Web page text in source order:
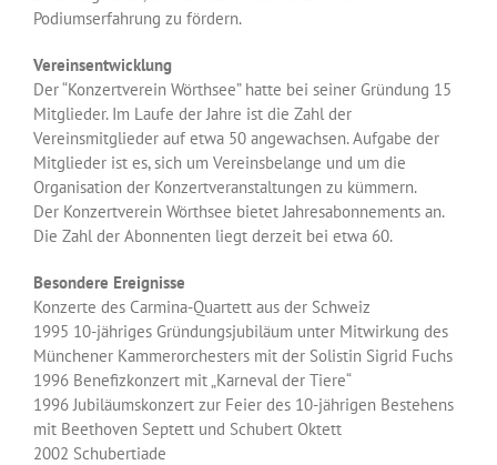
Podiumserfahrung zu fördern.
Vereinsentwicklung
Der “Konzertverein Wörthsee” hatte bei seiner Gründung 15
Mitglieder. Im Laufe der Jahre ist die Zahl der
Vereinsmitglieder auf etwa 50 angewachsen. Aufgabe der
Mitglieder ist es, sich um Vereinsbelange und um die
Organisation der Konzertveranstaltungen zu kümmern.
Der Konzertverein Wörthsee bietet Jahresabonnements an.
Die Zahl der Abonnenten liegt derzeit bei etwa 60.
Besondere Ereignisse
Konzerte des Carmina-Quartett aus der Schweiz
1995 10-jähriges Gründungsjubiläum unter Mitwirkung des
Münchener Kammerorchesters mit der Solistin Sigrid Fuchs
1996 Benefizkonzert mit „Karneval der Tiere“
1996 Jubiläumskonzert zur Feier des 10-jährigen Bestehens
mit Beethoven Septett und Schubert Oktett
2002 Schubertiade